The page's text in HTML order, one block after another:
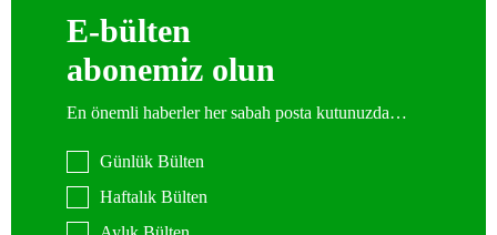
E-bülten
abonemiz olun
En önemli haberler her sabah posta kutunuzda…
Günlük Bülten
Haftalık Bülten